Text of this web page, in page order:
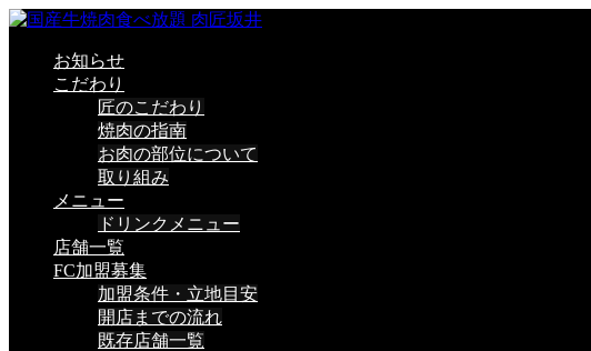
お知らせ
こだわり
匠のこだわり
焼肉の指南
お肉の部位について
取り組み
メニュー
ドリンクメニュー
店舗一覧
FC加盟募集
加盟条件・立地目安
開店までの流れ
既存店舗一覧